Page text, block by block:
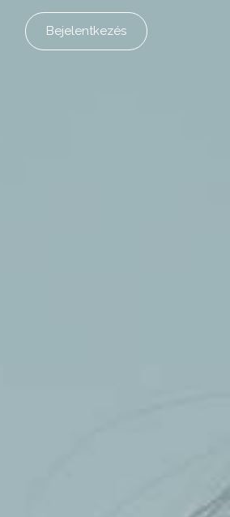
Bejelentkezés